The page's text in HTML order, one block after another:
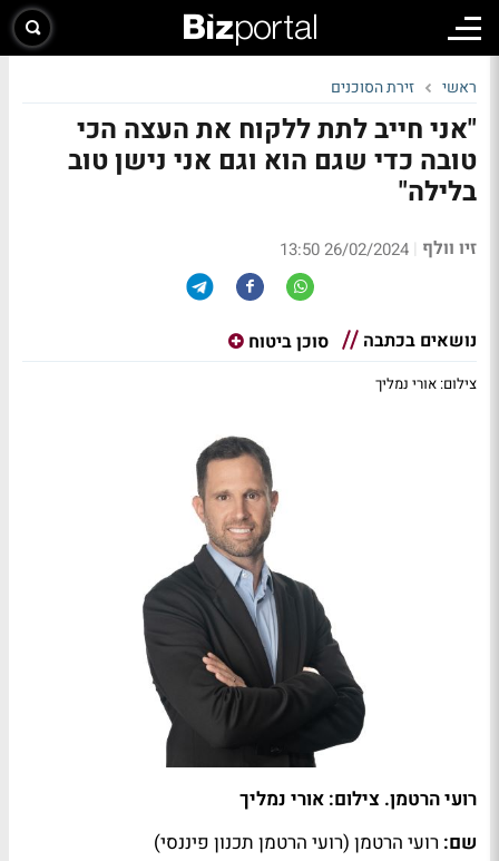
ראשי זירת הסוכנים
"אני חייב לתת ללקוח את העצה הכי
טובה כדי שגם הוא וגם אני נישן טוב
בלילה"
זיו וולף |
26/02/2024 13:50
נושאים בכתבה סוכן ביטוח
צילום: אורי נמליך
רועי הרטמן. צילום: אורי נמליך
שם: רועי הרטמן (רועי הרטמן תכנון פיננסי)